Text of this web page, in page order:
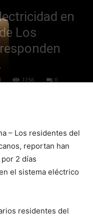
en
Los
1156 0
– Los residentes del
reportan han
2 días
el sistema eléctrico
residentes del